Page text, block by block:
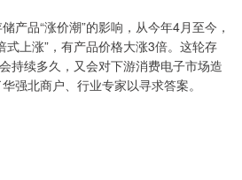
产品“涨价潮”的影响，从今年4月至今，
式上涨”，有产品价格大涨3倍。这轮存
持续多久，又会对下游消费电子市场造
强北商户、行业专家以寻求答案。